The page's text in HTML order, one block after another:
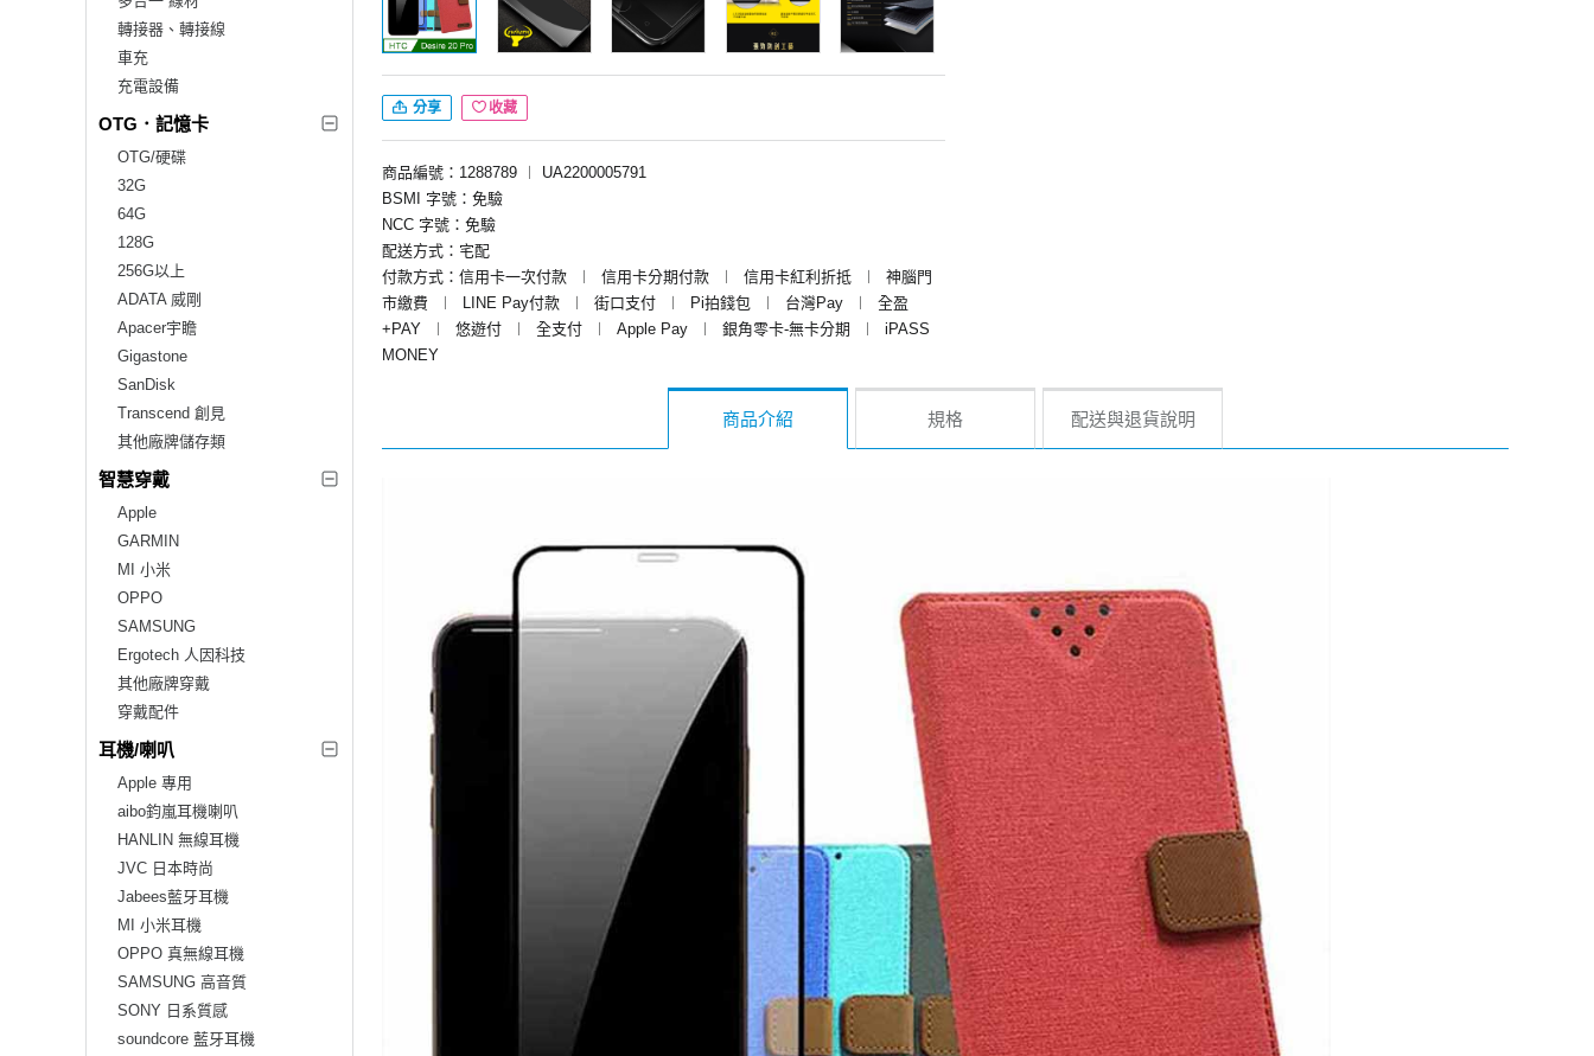
轉接器、轉接線
車充
充電設備
OTG．記憶卡
OTG/硬碟
32G
64G
128G
256G以上
ADATA 威剛
Apacer宇瞻
Gigastone
SanDisk
Transcend 創見
其他廠牌儲存類
智慧穿戴
Apple
GARMIN
MI 小米
OPPO
SAMSUNG
Ergotech 人因科技
其他廠牌穿戴
穿戴配件
耳機/喇叭
Apple 專用
aibo鈞嵐耳機喇叭
HANLIN 無線耳機
JVC 日本時尚
Jabees藍牙耳機
MI 小米耳機
OPPO 真無線耳機
SAMSUNG 高音質
SONY 日系質感
soundcore 藍牙耳機
分享 收藏
商品編號：1288789 ︱
UA2200005791
BSMI 字號：免驗
NCC 字號：免驗
配送方式：宅配
付款方式：信用卡一次付款
︱ 信用卡分期付款 ︱ 信用卡紅利折抵 ︱
神腦門
市繳費
︱ LINE Pay付款 ︱ 街口支付 ︱ Pi拍錢包 ︱ 台灣Pay ︱
全盈
+PAY
︱ 悠遊付 ︱ 全支付 ︱ Apple Pay ︱ 銀角零卡-無卡分期 ︱
iPASS
MONEY
商品介紹 規格 配送與退貨說明